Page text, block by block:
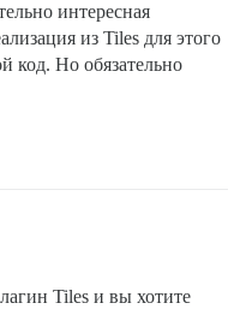
интересная
из Tiles для этого
код. Но обязательно
Tiles и вы хотите